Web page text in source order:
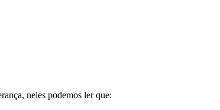
neles podemos ler que: